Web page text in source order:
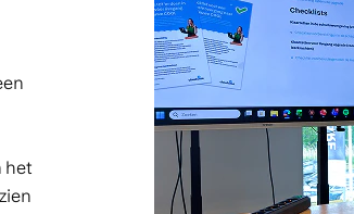
het